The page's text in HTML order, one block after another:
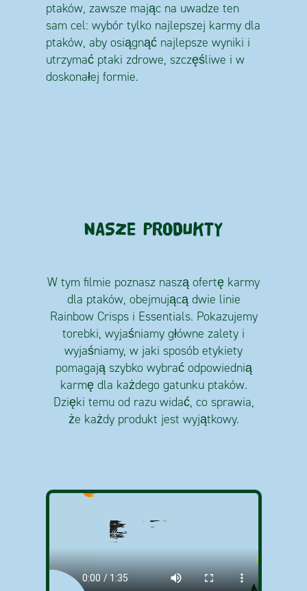
ptaków, zawsze mając na uwadze ten
sam cel: wybór tylko najlepszej karmy dla
ptaków, aby osiągnąć najlepsze wyniki i
utrzymać ptaki zdrowe, szczęśliwe i w
doskonałej formie.
NASZE PRODUKTY
W tym filmie poznasz naszą ofertę karmy
dla ptaków, obejmującą dwie linie
Rainbow Crisps i Essentials. Pokazujemy
torebki, wyjaśniamy główne zalety i
wyjaśniamy, w jaki sposób etykiety
pomagają szybko wybrać odpowiednią
karmę dla każdego gatunku ptaków.
Dzięki temu od razu widać, co sprawia,
że każdy produkt jest wyjątkowy.